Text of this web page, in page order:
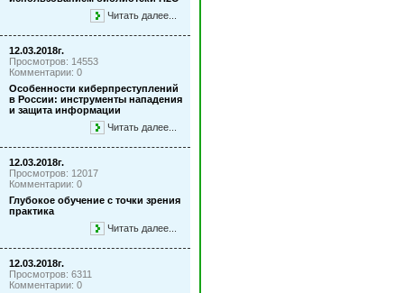
Читать далее...
12.03.2018г.
Просмотров: 14553
Комментарии: 0
Особенности киберпреступлений
в России: инструменты нападения
и защита информации
Читать далее...
12.03.2018г.
Просмотров: 12017
Комментарии: 0
Глубокое обучение с точки зрения
практика
Читать далее...
12.03.2018г.
Просмотров: 6311
Комментарии: 0